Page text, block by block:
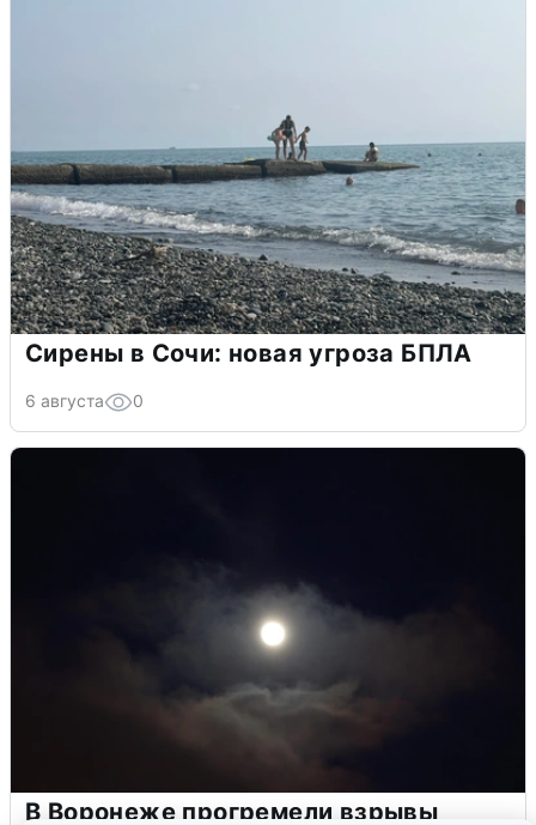
Сирены в Сочи: новая угроза БПЛА
6 августа 0
В Воронеже прогремели взрывы